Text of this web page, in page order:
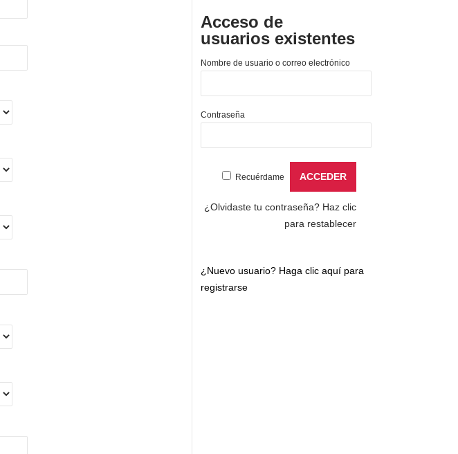
Acceso de
usuarios existentes
Nombre de usuario o correo electrónico
Contraseña
Recuérdame
¿Olvidaste tu contraseña? Haz clic
para restablecer
¿Nuevo usuario? Haga clic aquí para
registrarse